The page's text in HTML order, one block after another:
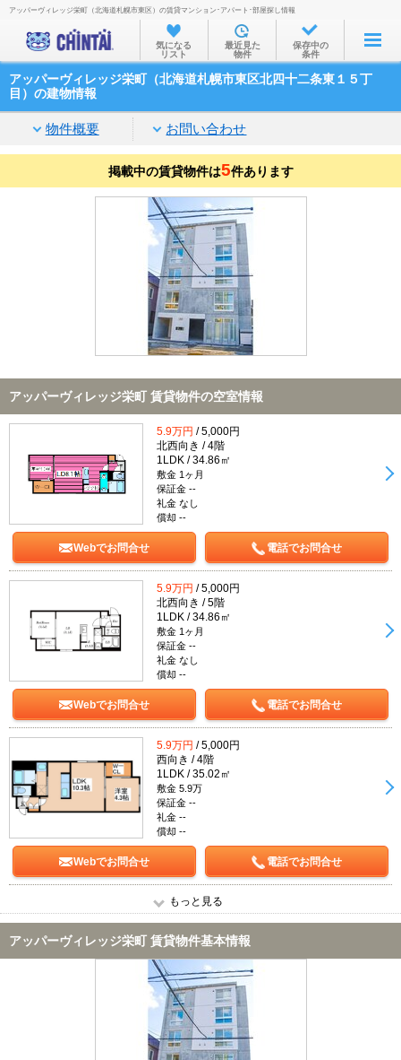
お部屋を探す
沿線・駅から
家賃相場から
通勤通学時間から
物件特集から
不動産会社から
TOP
アッパーヴィレッジ栄町（北海道札幌市東区）の賃貸マンション･アパート･部屋探し情報
気になる
リスト
最近見た
物件
保存中の
条件
アッパーヴィレッジ栄町（北海道札幌市東区北四十二条東１５丁
目）の建物情報
物件概要 お問い合わせ
掲載中の賃貸物件は5件あります
アッパーヴィレッジ栄町 賃貸物件の空室情報
5.9万円 / 5,000円
北西向き / 4階
1LDK / 34.86㎡
敷金 1ヶ月
保証金 --
礼金 なし
償却 --
Webでお問合せ 電話でお問合せ
5.9万円 / 5,000円
北西向き / 5階
1LDK / 34.86㎡
敷金 1ヶ月
保証金 --
礼金 なし
償却 --
Webでお問合せ 電話でお問合せ
5.9万円 / 5,000円
西向き / 4階
1LDK / 35.02㎡
敷金 5.9万
保証金 --
礼金 --
償却 --
Webでお問合せ 電話でお問合せ
もっと見る
アッパーヴィレッジ栄町 賃貸物件基本情報